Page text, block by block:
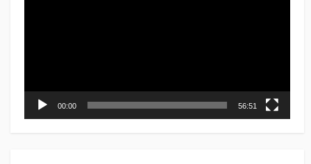
00:00 56:51